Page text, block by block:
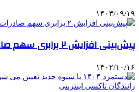
۱۴۰۳/۰۹/۱۹
پیش‌بینی افزایش ۲ برابری سهم صادرات تعاونی‌ها
۱۴۰۲/۱۰/۱۶